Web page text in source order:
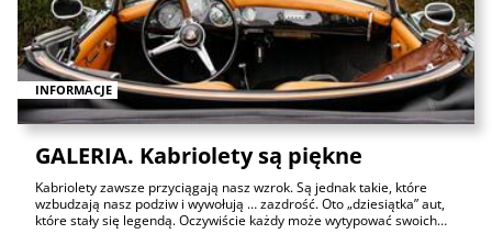
INFORMACJE
GALERIA. Kabriolety są piękne
Kabriolety zawsze przyciągają nasz wzrok. Są jednak takie, które
wzbudzają nasz podziw i wywołują … zazdrość. Oto „dziesiątka” aut,
które stały się legendą. Oczywiście każdy może wytypować swoich…